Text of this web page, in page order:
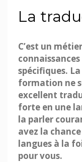
La
C’est un
spécifiques.
formation ne
excellent
forte en une
la parler
avez la
langues à la
pour vous.